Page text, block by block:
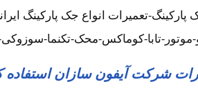
پارکینگ-تعمیرات انواع جک پارکینگ
موتور-تابا-کوماکس-محک-تکنما-
شرکت آیفون سازان استفاده